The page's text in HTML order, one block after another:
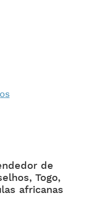
de
Togo,
africanas